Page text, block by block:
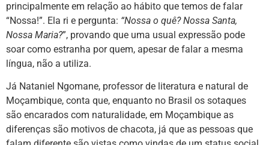
principalmente em relação ao hábito que temos de falar
“Nossa!”. Ela ri e pergunta: “Nossa o quê? Nossa Santa,
Nossa Maria?”, provando que uma usual expressão pode
soar como estranha por quem, apesar de falar a mesma
língua, não a utiliza.
Já Nataniel Ngomane, professor de literatura e natural de
Moçambique, conta que, enquanto no Brasil os sotaques
são encarados com naturalidade, em Moçambique as
diferenças são motivos de chacota, já que as pessoas que